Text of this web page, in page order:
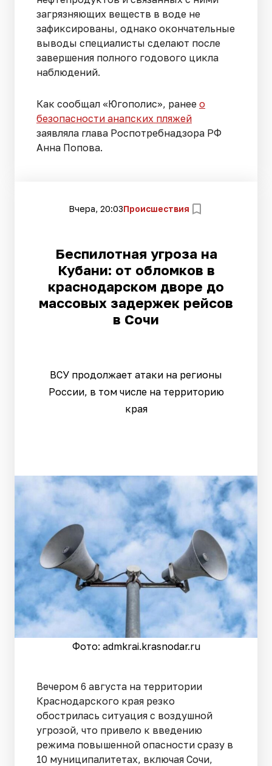
загрязняющих веществ в воде не
зафиксированы, однако окончательные
выводы специалисты сделают после
завершения полного годового цикла
наблюдений.
Как сообщал «Югополис», ранее о
безопасности анапских пляжей
заявляла глава Роспотребнадзора РФ
Анна Попова.
Вчера, 20:03Происшествия
Беспилотная угроза на
Кубани: от обломков в
краснодарском дворе до
массовых задержек рейсов
в Сочи
ВСУ продолжает атаки на регионы
России, в том числе на территорию
края
Фото: admkrai.krasnodar.ru
Вечером 6 августа на территории
Краснодарского края резко
обострилась ситуация с воздушной
угрозой, что привело к введению
режима повышенной опасности сразу в
10 муниципалитетах, включая Сочи,